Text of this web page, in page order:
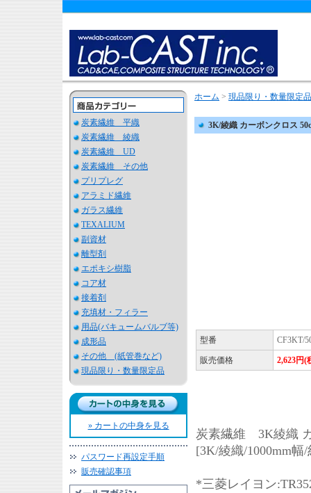
炭素繊維 平織
炭素繊維 綾織
炭素繊維 UD
炭素繊維 その他
プリプレグ
アラミド繊維
ガラス繊維
TEXALIUM
副資材
離型剤
エポキシ樹脂
コア材
接着剤
充填材・フィラー
用品(バキュームバルブ等)
成形品
その他 (紙管巻など)
現品限り・数量限定品
» カートの中身を見る
パスワード再設定手順
販売確認事項
ホーム > 現品限り・数量限定品
3K/綾織 カーボンクロス
型番 CF3KT/
販売価格 2,623円(
炭素繊維 3K綾織
[3K/綾織/1000mm幅/
*三菱レイヨン